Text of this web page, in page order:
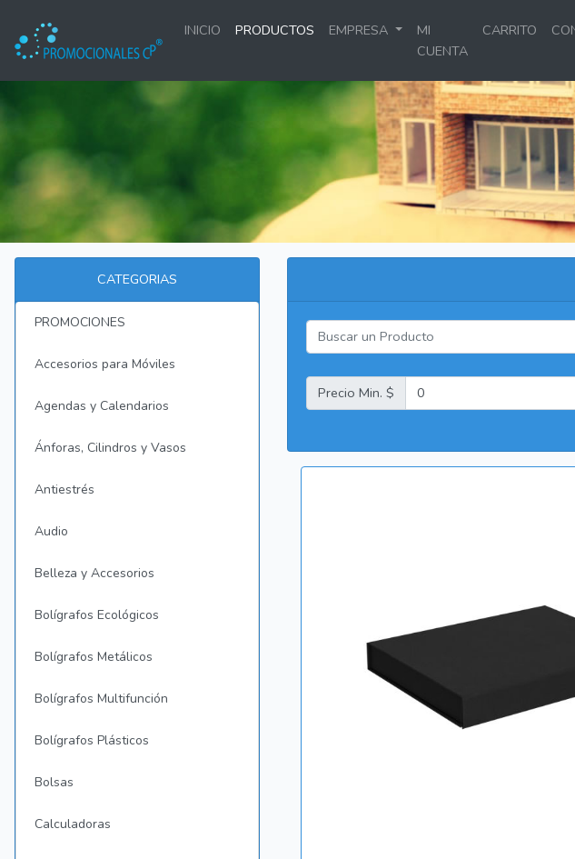
INICIO PRODUCTOS EMPRESA
MI
CUENTA
CARRITO
CATEGORIAS
PROMOCIONES
Accesorios para Móviles
Agendas y Calendarios
Ánforas, Cilindros y Vasos
Antiestrés
Audio
Belleza y Accesorios
Bolígrafos Ecológicos
Bolígrafos Metálicos
Bolígrafos Multifunción
Bolígrafos Plásticos
Bolsas
Calculadoras
Precio Min. $